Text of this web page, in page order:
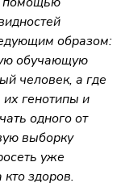
образом:
обучающую
человек, а где
генотипы и
одного от
выборку
уже
здоров.